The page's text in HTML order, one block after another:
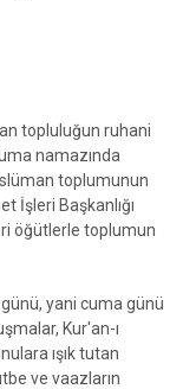
topluluğun ruhani
namazında
toplumunun
İşleri Başkanlığı
öğütlerle toplumun
yani cuma günü
Kur'an-ı
ışık tutan
ve vaazların